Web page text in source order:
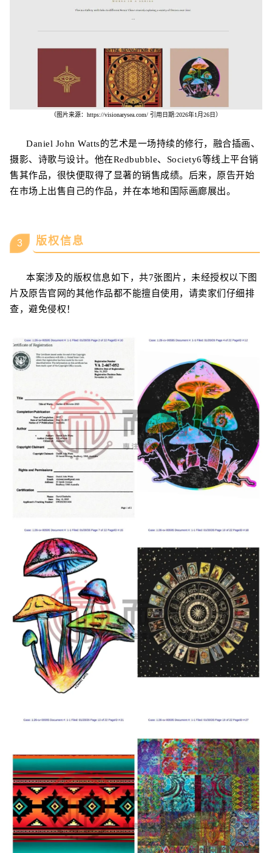
（图片来源： https://visionarysea.com/ 引用日期:2026年1月26日）
Daniel John Watts的艺术是一场持续的修行，融合插画、
摄影、诗歌与设计。他在Redbubble、Society6等线上平台销
售其作品，很快便取得了显著的销售成绩。后来，原告开始
在市场上出售自己的作品，并在本地和国际画廊展出。
3 版权信息
本案涉及的版权信息如下， 共7张图片，未经授权以下图
片及原告官网的其他作品都不能擅自使用，请卖家们仔细排
查，避免侵权！